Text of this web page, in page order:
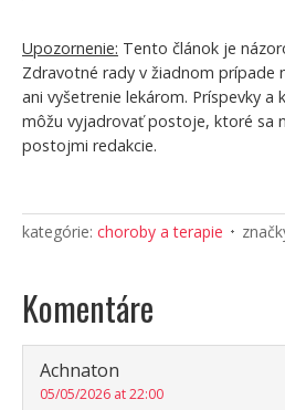
Upozornenie: Tento článok je
Zdravotné rady v žiadnom prípade
ani vyšetrenie lekárom. Príspevky
môžu vyjadrovať postoje, ktoré sa
postojmi redakcie.
kategórie: choroby a terapie
Komentáre
Achnaton
05/05/2026 at 22:00